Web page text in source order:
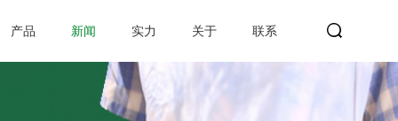
search
Search
产品 新闻 实力 关于 联系